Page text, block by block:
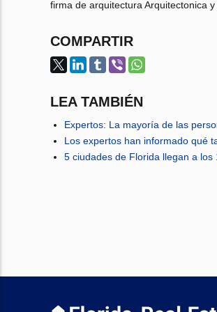
firma de arquitectura Arquitectonica
COMPARTIR
LEA TAMBIÉN
Expertos: La mayoría de las
Los expertos han informado qué
5 ciudades de Florida llegan a